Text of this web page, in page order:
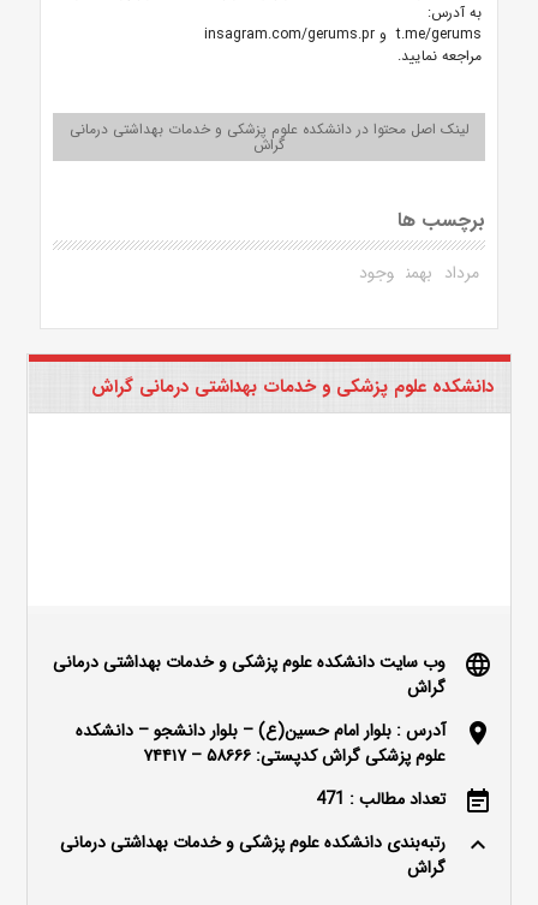
به آدرس:
t.me/gerums و insagram.com/gerums.pr
مراجعه نمایید.
لینک اصل محتوا در دانشکده علوم پزشکی و خدمات بهداشتی درمانی
گراش
برچسب ها
مرداد بهمن وجود
دانشکده علوم پزشکی و خدمات بهداشتی درمانی گراش
language
وب سایت دانشکده علوم پزشکی و خدمات بهداشتی درمانی
گراش
location_on
آدرس : بلوار امام حسین(ع) – بلوار دانشجو – دانشکده
علوم پزشکی گراش کدپستی: ۵۸۶۶۶ – ۷۴۴۱۷
event_note تعداد مطالب : 471
keyboard_arrow_up
رتبه‌بندی دانشکده علوم پزشکی و خدمات بهداشتی درمانی
گراش